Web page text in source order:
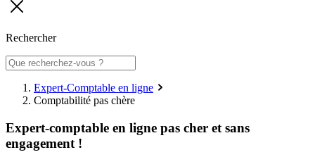
Rechercher
Expert-Comptable en ligne
Comptabilité pas chère
Expert-comptable en ligne pas cher et sans
engagement !